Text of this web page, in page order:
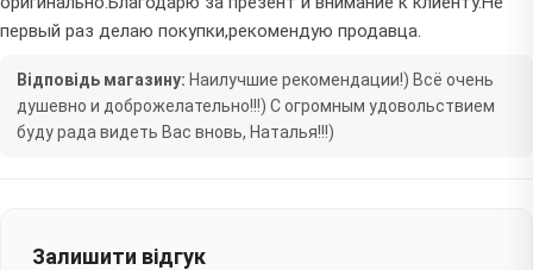
первый раз делаю покупки,рекомендую продавца.
Відповідь магазину: Наилучшие рекомендации!) Всё очень
душевно и доброжелательно!!!) С огромным удовольствием
буду рада видеть Вас вновь, Наталья!!!)
Залишити відгук